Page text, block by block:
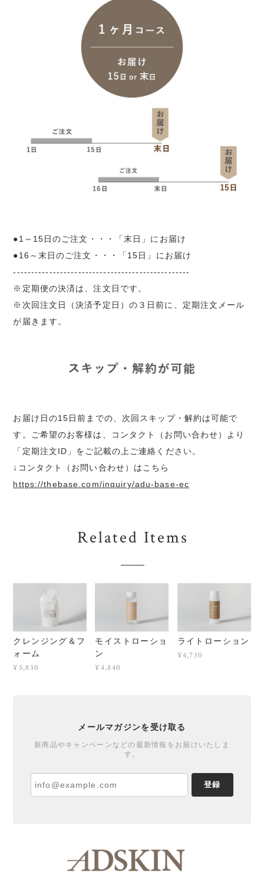
●1～15日のご注文・・・「末日」にお届け
●16～末日のご注文・・・「15日」にお届け
-------------------------------------------------
※定期便の決済は、注文日です。
※次回注文日（決済予定日）の３日前に、定期注文メール
が届きます。
お届け日の15日前までの、次回スキップ・解約は可能で
す。ご希望のお客様は、コンタクト（お問い合わせ）より
「定期注文ID」をご記載の上ご連絡ください。
↓コンタクト（お問い合わせ）はこちら
https://thebase.com/inquiry/adu-base-ec
Related Items
クレンジング＆フ
ォーム
¥5,830
モイストローショ
ン
¥4,840
ライトローション
¥4,730
メールマガジンを受け取る
新商品やキャンペーンなどの最新情報をお届けいたしま
す。
登録